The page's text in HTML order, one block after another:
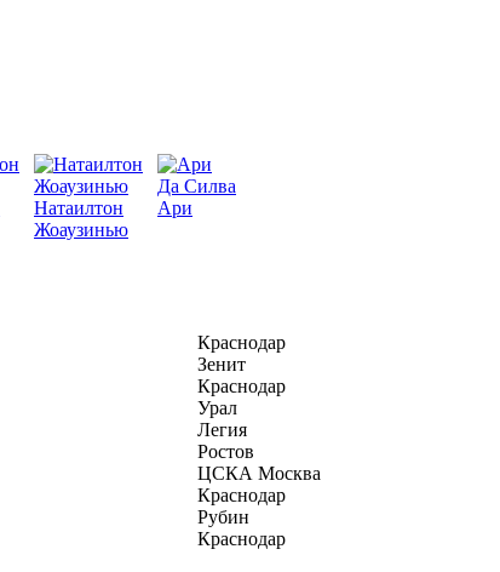
Натаилтон
Жоаузинью
Да Силва
Ари
Краснодар
Зенит
Краснодар
Урал
Легия
Ростов
ЦСКА Москва
Краснодар
Рубин
Краснодар